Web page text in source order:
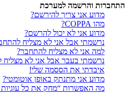
התחברות והרשמה למערכת
מדוע אני צריך להירשם?
מהו COPPA?
מדוע אני לא יכול להרשם?
נרשמתי אבל אני לא מצליח
למה אני לא מצליח להתחבר?
נרשמתי בעבר אבל אני לא מצליח
איבדתי את הססמה שלי!
מדוע אני מתנתק באופן אוטומטי?
מה האפשרות “מחק את כל